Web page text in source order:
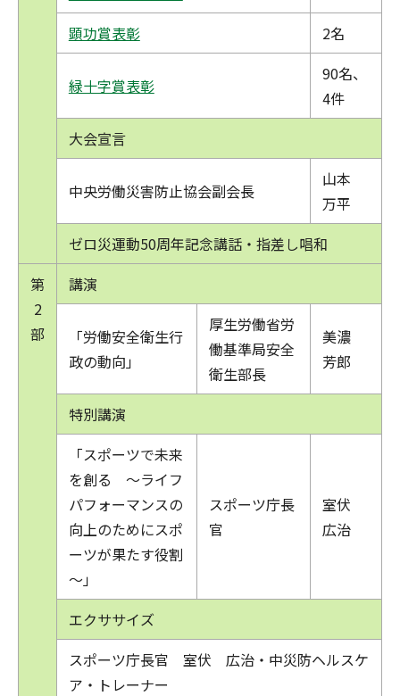
顕功賞表彰
2名
緑十字賞表彰
90名、
4件
大会宣言
中央労働災害防止協会副会長
山本
万平
ゼロ災運動50周年記念講話・指差し唱和
第
2
部
講演
「労働安全衛生行
政の動向」
厚生労働省労
働基準局安全
衛生部長
美濃
芳郎
特別講演
「スポーツで未来
を創る ～ライフ
パフォーマンスの
向上のためにスポ
ーツが果たす役割
～」
スポーツ庁長
官
室伏
広治
エクササイズ
スポーツ庁長官 室伏 広治・中災防ヘルスケ
ア・トレーナー